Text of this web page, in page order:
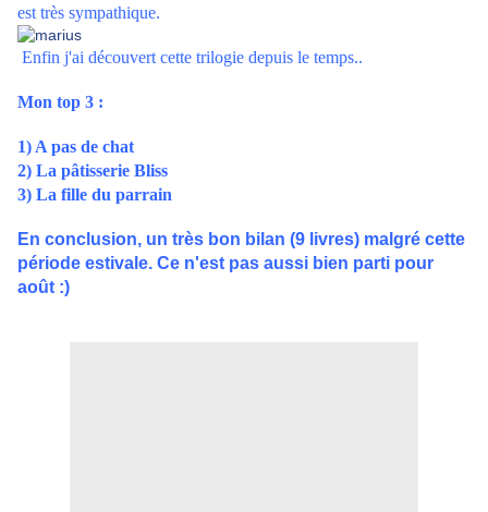
est très sympathique.
Enfin j'ai découvert cette trilogie depuis le temps..
Mon top 3 :
1) A pas de chat
2) La pâtisserie Bliss
3) La fille du parrain
En conclusion, un très bon bilan (9 livres) malgré cette
période estivale. Ce n'est pas aussi bien parti pour
août :)